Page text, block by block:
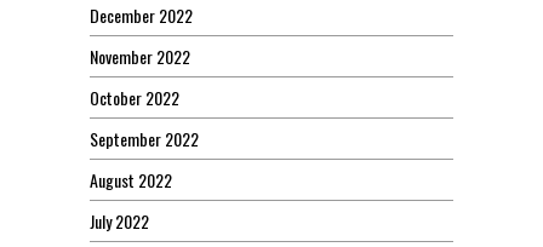
December 2022
November 2022
October 2022
September 2022
August 2022
July 2022